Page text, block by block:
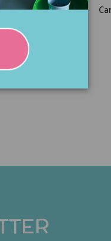
con stampa